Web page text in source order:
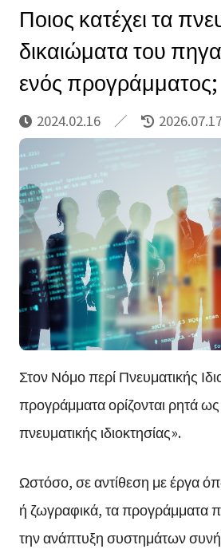
Ποιος κατέχει τα
δικαιώματα του
ενός προγράμματος;
2024.02.16
Στον Νόμο περί Πνευματικής
προγράμματα ορίζονται ρητά
πνευματικής ιδιοκτησίας».
Ωστόσο, σε αντίθεση με έργα
ή ζωγραφικά, τα προγράμματα
την ανάπτυξη συστημάτων